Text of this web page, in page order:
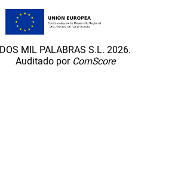
DOS MIL PALABRAS S.L. 2026.
Auditado por ComScore